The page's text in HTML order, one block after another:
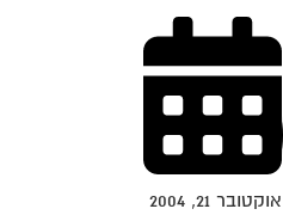
אוקטובר 21, 2004